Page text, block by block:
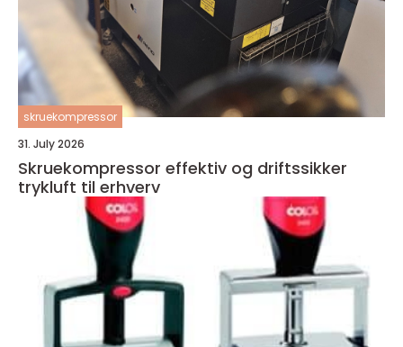
skruekompressor
31. July 2026
Skruekompressor effektiv og driftssikker
trykluft til erhverv